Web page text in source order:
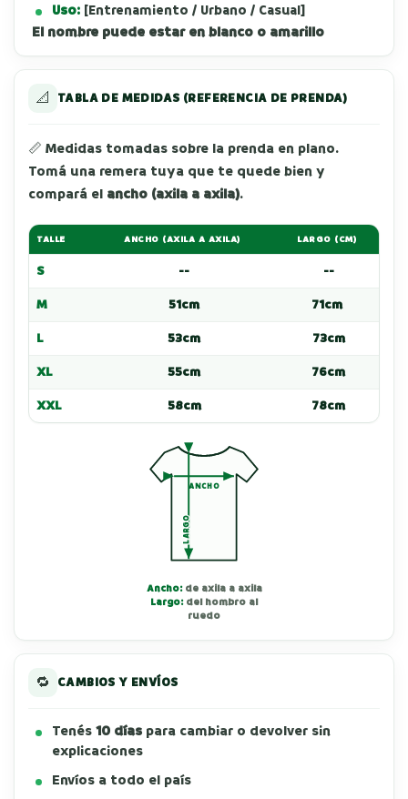
Uso: [Entrenamiento / Urbano / Casual]
El nombre puede estar en blanco o amarillo
📐 TABLA DE MEDIDAS (REFERENCIA DE PRENDA)
📏 Medidas tomadas sobre la prenda en plano.
Tomá una remera tuya que te quede bien y
compará el ancho (axila a axila).
TALLE ANCHO (AXILA A AXILA) LARGO (CM)
S --
--
M
51cm
71cm
L
53cm
73cm
XL
55cm
76cm
XXL
58cm 78cm
ANCHO
LARGO
Ancho:de axila a axila
Largo:del hombro al
ruedo
🔁 CAMBIOS Y ENVÍOS
Tenés10 días para cambiar o devolver sin
explicaciones
Envíos a todo el país